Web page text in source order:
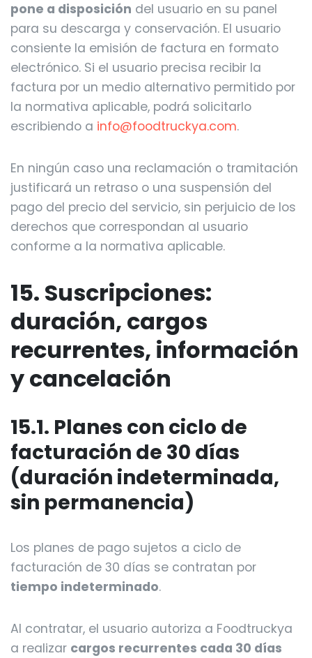
pone a disposición del usuario en su panel
para su descarga y conservación. El usuario
consiente la emisión de factura en formato
electrónico. Si el usuario precisa recibir la
factura por un medio alternativo permitido por
la normativa aplicable, podrá solicitarlo
escribiendo a info@foodtruckya.com.
En ningún caso una reclamación o tramitación
justificará un retraso o una suspensión del
pago del precio del servicio, sin perjuicio de los
derechos que correspondan al usuario
conforme a la normativa aplicable.
15. Suscripciones:
duración, cargos
recurrentes, información
y cancelación
15.1. Planes con ciclo de
facturación de 30 días
(duración indeterminada,
sin permanencia)
Los planes de pago sujetos a ciclo de
facturación de 30 días se contratan por
tiempo indeterminado.
Al contratar, el usuario autoriza a Foodtruckya
a realizar cargos recurrentes cada 30 días